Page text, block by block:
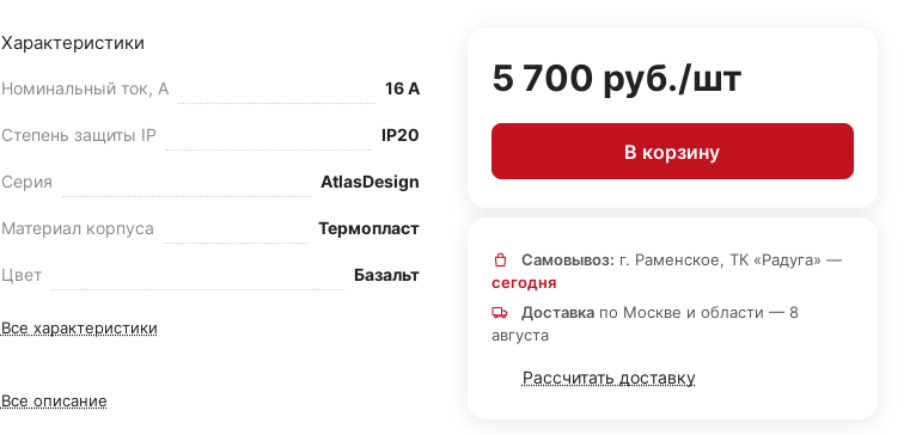
Характеристики
Номинальный ток, А 16 А
Степень защиты IP IP20
Серия AtlasDesign
Материал корпуса Термопласт
Цвет Базальт
Все характеристики
Все описание
5 700 руб./шт
В корзину
Самовывоз: г. Раменское, ТК «Радуга» —
сегодня
Доставкапо Москве и области — 8
августа
Рассчитать доставку